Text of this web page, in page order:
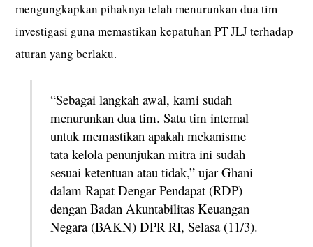
mengungkapkan pihaknya telah menurunkan dua tim
investigasi guna memastikan kepatuhan PT JLJ terhadap
aturan yang berlaku.
“Sebagai langkah awal, kami sudah
menurunkan dua tim. Satu tim internal
untuk memastikan apakah mekanisme
tata kelola penunjukan mitra ini sudah
sesuai ketentuan atau tidak,” ujar Ghani
dalam Rapat Dengar Pendapat (RDP)
dengan Badan Akuntabilitas Keuangan
Negara (BAKN) DPR RI, Selasa (11/3).